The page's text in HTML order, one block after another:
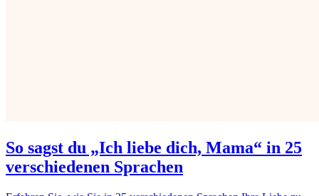
So sagst du „Ich liebe dich, Mama“ in 25
verschiedenen Sprachen